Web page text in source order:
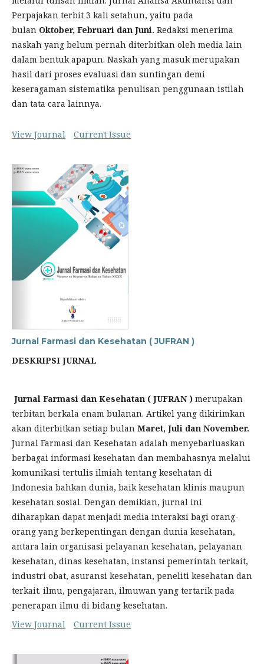
Perpajakan terbit 3 kali setahun, yaitu pada
bulan Oktober, Februari dan Juni. Redaksi menerima
naskah yang belum pernah diterbitkan oleh media lain
dalam bentuk apapun. Naskah yang masuk merupakan
hasil dari proses evaluasi dan suntingan demi
keseragaman sistematika penulisan penggunaan istilah
dan tata cara lainnya.
View Journal Current Issue
Jurnal Farmasi dan Kesehatan ( JUFRAN )
DESKRIPSI JURNAL
Jurnal Farmasi dan Kesehatan ( JUFRAN ) merupakan
terbitan berkala enam bulanan. Artikel yang dikirimkan
akan diterbitkan setiap bulan Maret, Juli dan November.
Jurnal Farmasi dan Kesehatan adalah menyebarluaskan
berbagai informasi kesehatan dan membahasnya melalui
komunikasi tertulis ilmiah tentang kesehatan di
Indonesia bahkan dunia, baik kesehatan klinis maupun
kesehatan sosial. Dengan demikian, jurnal ini
diharapkan dapat menjadi media interaksi bagi orang-
orang yang berkepentingan dengan dunia kesehatan,
antara lain organisasi pelayanan kesehatan, pelayanan
kesehatan, dinas kesehatan, instansi pemerintah terkait,
industri obat, asuransi kesehatan, peneliti kesehatan dan
terkait. ilmu, pengajaran, ilmuwan yang tertarik pada
penerapan ilmu di bidang kesehatan.
View Journal
Current Issue